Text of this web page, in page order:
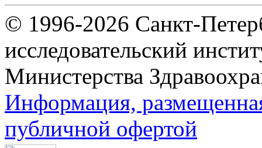
© 1996-2026 Санкт-
исследовательский
Министерства
Информация,
публичной офертой